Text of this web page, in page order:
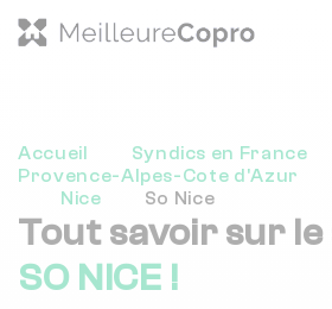
Accueil
Syndics en France
Provence-Alpes-Cote d'Azur
Nice
So Nice
Tout savoir sur le
SO NICE !